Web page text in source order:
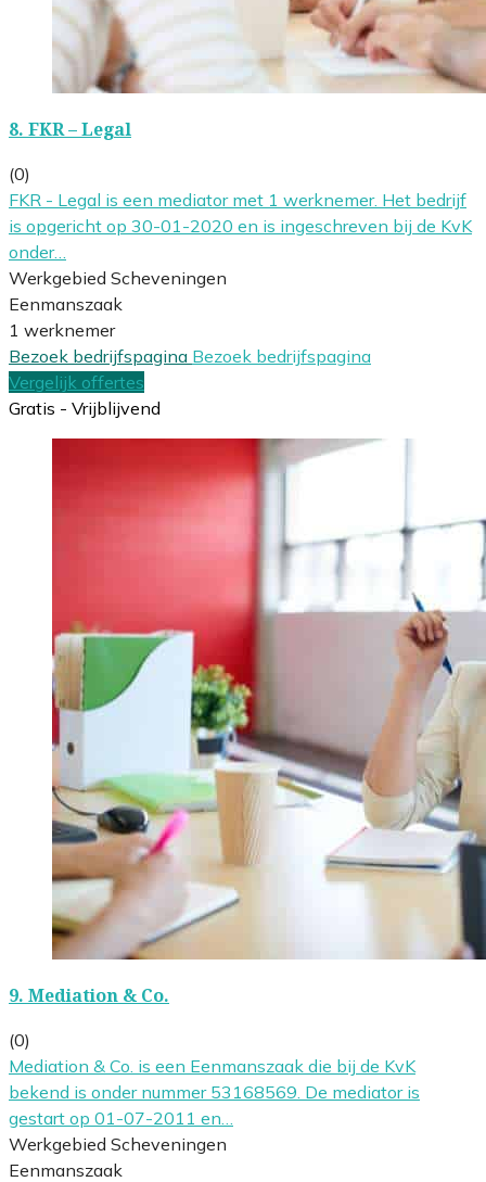
8. FKR – Legal
(0)
FKR - Legal is een mediator met 1 werknemer. Het bedrijf
is opgericht op 30-01-2020 en is ingeschreven bij de KvK
onder…
Werkgebied Scheveningen
Eenmanszaak
1 werknemer
Bezoek bedrijfspagina Bezoek bedrijfspagina
Vergelijk offertes
Gratis - Vrijblijvend
9. Mediation & Co.
(0)
Mediation & Co. is een Eenmanszaak die bij de KvK
bekend is onder nummer 53168569. De mediator is
gestart op 01-07-2011 en…
Werkgebied Scheveningen
Eenmanszaak